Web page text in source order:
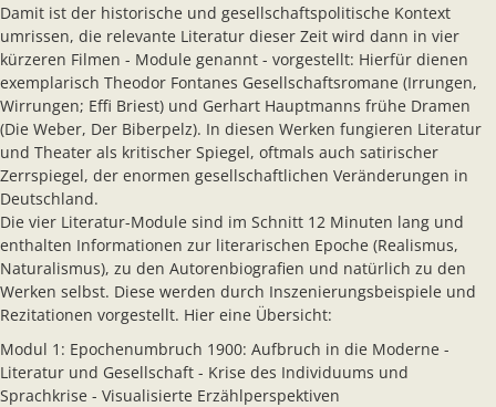
Damit ist der historische und gesellschaftspolitische Kontext
umrissen, die relevante Literatur dieser Zeit wird dann in vier
kürzeren Filmen - Module genannt - vorgestellt: Hierfür dienen
exemplarisch Theodor Fontanes Gesellschaftsromane (Irrungen,
Wirrungen; Effi Briest) und Gerhart Hauptmanns frühe Dramen
(Die Weber, Der Biberpelz). In diesen Werken fungieren Literatur
und Theater als kritischer Spiegel, oftmals auch satirischer
Zerrspiegel, der enormen gesellschaftlichen Veränderungen in
Deutschland.
Die vier Literatur-Module sind im Schnitt 12 Minuten lang und
enthalten Informationen zur literarischen Epoche (Realismus,
Naturalismus), zu den Autorenbiografien und natürlich zu den
Werken selbst. Diese werden durch Inszenierungsbeispiele und
Rezitationen vorgestellt. Hier eine Übersicht:
Modul 1: Epochenumbruch 1900: Aufbruch in die Moderne -
Literatur und Gesellschaft - Krise des Individuums und
Sprachkrise - Visualisierte Erzählperspektiven